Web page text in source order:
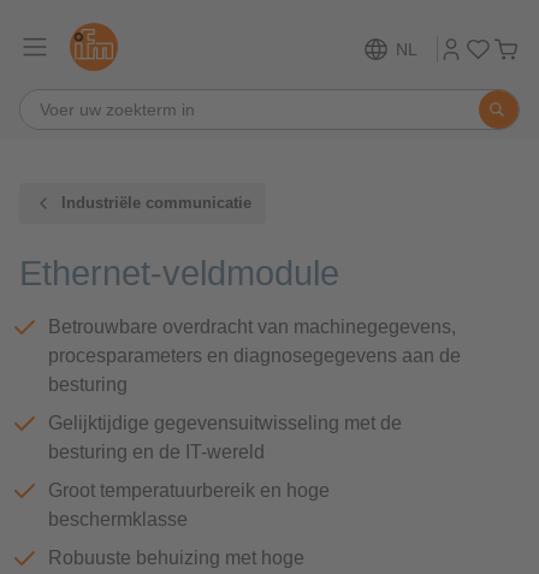
NL
Industriële communicatie
Ethernet-veldmodule
Betrouwbare overdracht van machinegegevens,
procesparameters en diagnosegegevens aan de
besturing
Gelijktijdige gegevensuitwisseling met de
besturing en de IT-wereld
Groot temperatuurbereik en hoge
beschermklasse
Robuuste behuizing met hoge